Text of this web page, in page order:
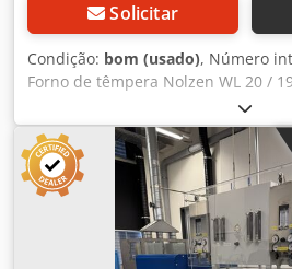
Solicitar
Condição: bom (usado), Número
Forno de têmpera Nolzen WL 20 /
1150°C Dedeyxpdcepfx Aggjck
Dimensões da câmara interna: L 20
Dimensões (C x L x A): 60 x 76 x 84